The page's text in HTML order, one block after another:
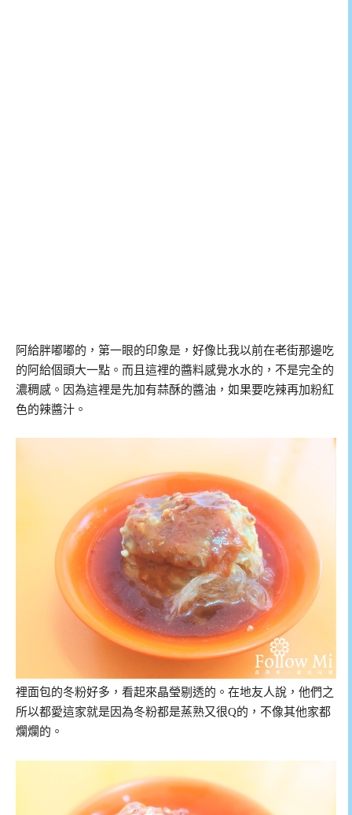
阿給胖嘟嘟的，第一眼的印象是，好像比我以前在老街那邊吃
的阿給個頭大一點。而且這裡的醬料感覺水水的，不是完全的
濃稠感。因為這裡是先加有蒜酥的醬油，如果要吃辣再加粉紅
色的辣醬汁。
裡面包的冬粉好多，看起來晶瑩剔透的。在地友人說，他們之
所以都愛這家就是因為冬粉都是蒸熟又很Q的，不像其他家都
爛爛的。